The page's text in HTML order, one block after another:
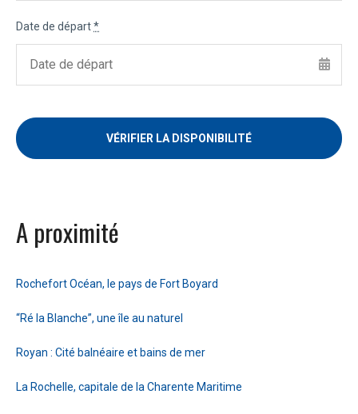
Date de départ*
A proximité
Rochefort Océan, le pays de Fort Boyard
“Ré la Blanche”, une île au naturel
Royan : Cité balnéaire et bains de mer
La Rochelle, capitale de la Charente Maritime